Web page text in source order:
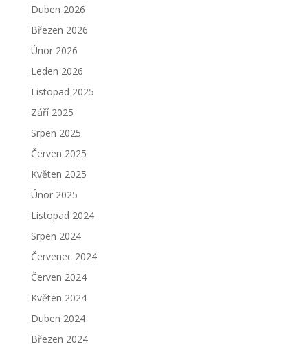
Duben 2026
Březen 2026
Únor 2026
Leden 2026
Listopad 2025
Září 2025
Srpen 2025
Červen 2025
Květen 2025
Únor 2025
Listopad 2024
Srpen 2024
Červenec 2024
Červen 2024
Květen 2024
Duben 2024
Březen 2024